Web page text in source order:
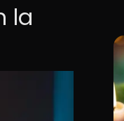
la